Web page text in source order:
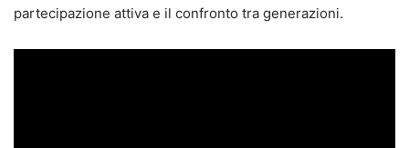
partecipazione attiva e il confronto tra generazioni.